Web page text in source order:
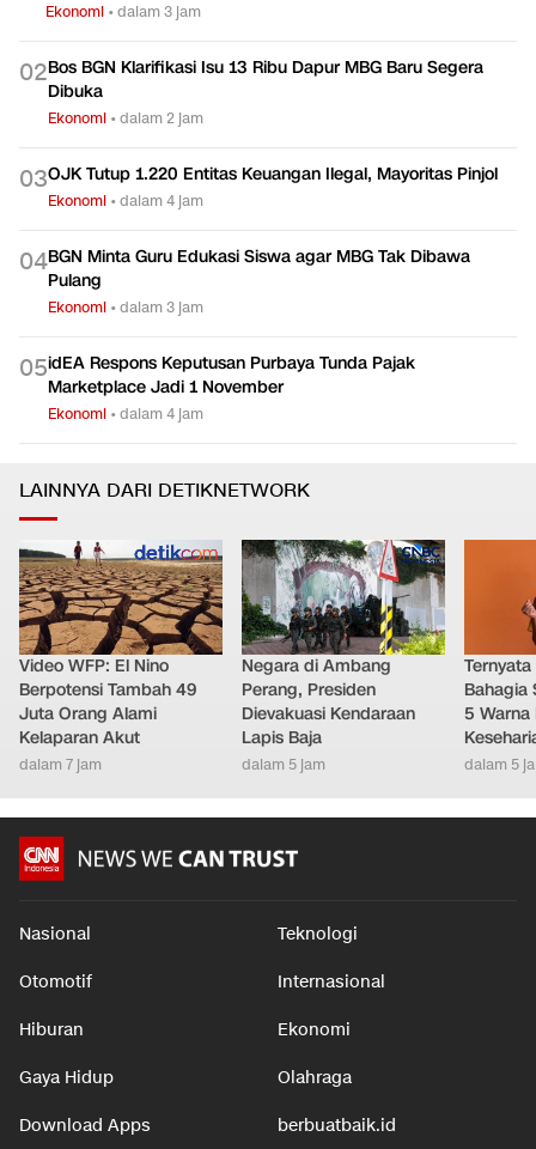
Ekonomi •dalam 3 jam
02Bos BGN Klarifikasi Isu 13 Ribu Dapur MBG Baru Segera
Dibuka
Ekonomi •dalam 2 jam
03OJK Tutup 1.220 Entitas Keuangan Ilegal, Mayoritas Pinjol
Ekonomi •dalam 4 jam
04BGN Minta Guru Edukasi Siswa agar MBG Tak Dibawa
Pulang
Ekonomi •dalam 3 jam
05idEA Respons Keputusan Purbaya Tunda Pajak
Marketplace Jadi 1 November
Ekonomi •dalam 4 jam
LAINNYA DARI DETIKNETWORK
Video WFP: El Nino
Berpotensi Tambah 49
Juta Orang Alami
Kelaparan Akut
dalam 7 jam
Negara di Ambang
Perang, Presiden
Dievakuasi Kendaraan
Lapis Baja
dalam 5 jam
Bahagia
5
dalam 5
Nasional Teknologi
Otomotif Internasional
Hiburan Ekonomi
Gaya Hidup Olahraga
Download Apps berbuatbaik.id